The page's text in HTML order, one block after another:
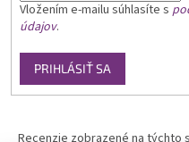
Vložením e-mailu súhlasíte s
údajov.
PRIHLÁSIŤ SA
Recenzie zobrazené na týchto